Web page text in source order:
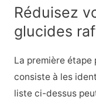
Réduisez
glucides
La première
consiste à les
liste ci-dessus